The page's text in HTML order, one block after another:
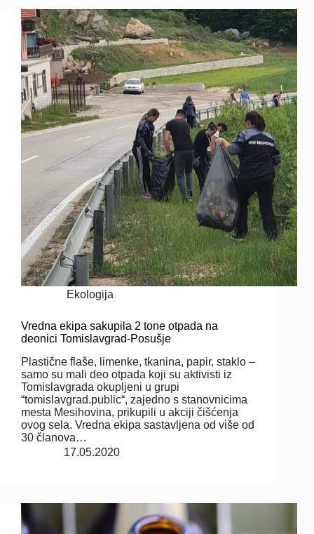
Ekologija
Vredna ekipa sakupila 2 tone otpada na
deonici Tomislavgrad-Posušje
Plastične flaše, limenke, tkanina, papir, staklo –
samo su mali deo otpada koji su aktivisti iz
Tomislavgrada okupljeni u grupi
“tomislavgrad.public“, zajedno s stanovnicima
mesta Mesihovina, prikupili u akciji čišćenja
ovog sela. Vredna ekipa sastavljena od više od
30 članova…
17.05.2020